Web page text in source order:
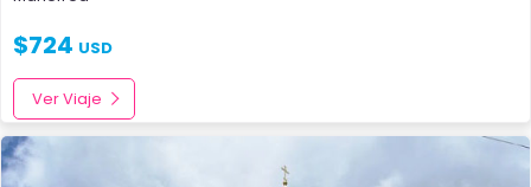
$724 USD
Ver Viaje